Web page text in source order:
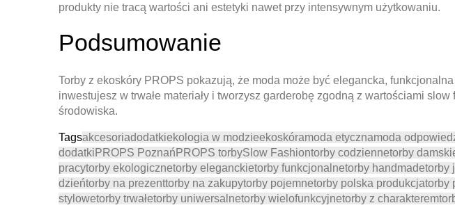
produkty nie tracą wartości ani estetyki nawet przy intensywnym użytkowaniu.
Podsumowanie
Torby z ekoskóry PROPS pokazują, że moda może być elegancka,
inwestujesz w trwałe materiały i tworzysz garderobę zgodną z wartościami
środowiska.
Tagsakcesoriadodatkiekologia w modzieekoskóramoda etycznamoda
dodatki PROPS Poznań PROPS torbySlow Fashiontorby codziennetorby
pracytorby ekologicznetorby eleganckietorby funkcjonalnetorby handmadetorby
dzieńtorby na prezenttorby na zakupytorby pojemnetorby polska produkcjatorby
stylowetorby trwałetorby uniwersalnetorby wielofunkcyjnetorby z charakterem